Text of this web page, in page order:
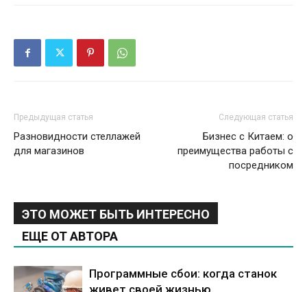
Предыдущая статья
Разновидности стеллажей
для магазинов
Следующая статья
Бизнес с Китаем: о
преимущества работы с
посредником
ЭТО МОЖЕТ БЫТЬ ИНТЕРЕСНО
ЕЩЕ ОТ АВТОРА
Программные сбои: когда станок
живет своей жизнью